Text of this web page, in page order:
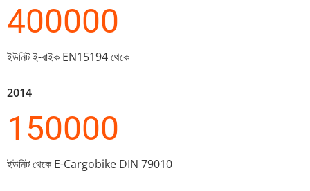
400000
ইউনিট ই-বাইক EN15194 থেকে
2014
150000
ইউনিট থেকে E-Cargobike DIN 79010